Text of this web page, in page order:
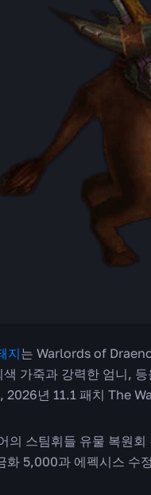
지는 Warlords of
가죽과 강력한 엄니,
2026년 11.1 패치 The
의 스팀휘들 유물 복원
화 5,000과 에펙시스 수